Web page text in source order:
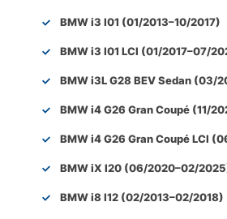
BMW i3 I01 (01/2013–10/2017)
BMW i3 I01 LCI (01/2017–07/
BMW i3L G28 BEV Sedan (03/
BMW i4 G26 Gran Coupé (11/
BMW i4 G26 Gran Coupé LCI
BMW iX I20 (06/2020–02/
BMW i8 I12 (02/2013–02/2018)